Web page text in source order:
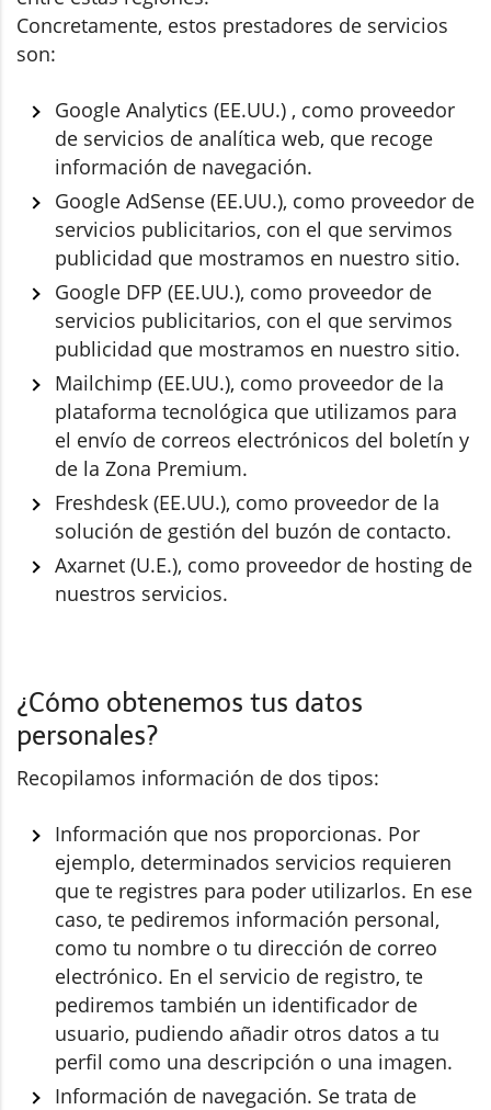
Concretamente, estos prestadores de servicios
son:
Google Analytics (EE.UU.) , como proveedor
de servicios de analítica web, que recoge
información de navegación.
Google AdSense (EE.UU.), como proveedor de
servicios publicitarios, con el que servimos
publicidad que mostramos en nuestro sitio.
Google DFP (EE.UU.), como proveedor de
servicios publicitarios, con el que servimos
publicidad que mostramos en nuestro sitio.
Mailchimp (EE.UU.), como proveedor de la
plataforma tecnológica que utilizamos para
el envío de correos electrónicos del boletín y
de la Zona Premium.
Freshdesk (EE.UU.), como proveedor de la
solución de gestión del buzón de contacto.
Axarnet (U.E.), como proveedor de hosting de
nuestros servicios.
¿Cómo obtenemos tus datos
personales?
Recopilamos información de dos tipos:
Información que nos proporcionas. Por
ejemplo, determinados servicios requieren
que te registres para poder utilizarlos. En ese
caso, te pediremos información personal,
como tu nombre o tu dirección de correo
electrónico. En el servicio de registro, te
pediremos también un identificador de
usuario, pudiendo añadir otros datos a tu
perfil como una descripción o una imagen.
Información de navegación. Se trata de